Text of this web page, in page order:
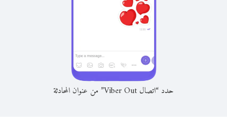
حدد “اتصال Viber Out” من عنوان المحادثة